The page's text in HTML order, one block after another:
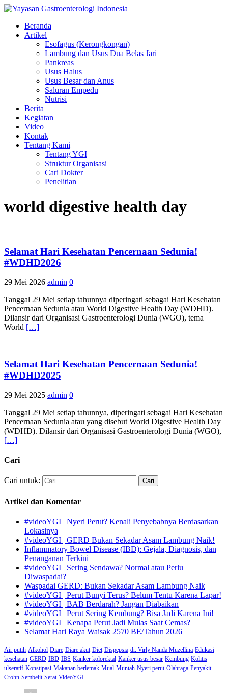
Beranda
Artikel
Esofagus (Kerongkongan)
Lambung dan Usus Dua Belas Jari
Pankreas
Usus Halus
Usus Besar dan Anus
Saluran Empedu
Nutrisi
Berita
Kegiatan
Video
Kontak
Tentang Kami
Tentang YGI
Struktur Organisasi
Cari Dokter
Penelitian
world digestive health day
Selamat Hari Kesehatan Pencernaan Sedunia!
#WDHD2026
29 Mei 2026 admin 0
Tanggal 29 Mei setiap tahunnya diperingati sebagai Hari Kesehatan
Pencernaan Sedunia atau World Digestive Health Day (WDHD).
Dilansir dari Organisasi Gastroenterologi Dunia (WGO), tema
World […]
Selamat Hari Kesehatan Pencernaan Sedunia!
#WDHD2025
29 Mei 2025 admin 0
Tanggal 29 Mei setiap tahunnya, diperingati sebagai Hari Kesehatan
Pencernaan Sedunia atau yang disebut World Digestive Health Day
(WDHD). Dilansir dari Organisasi Gastroenterologi Dunia (WGO),
[…]
Cari
Cari untuk:
Artikel dan Komentar
#videoYGI | Nyeri Perut? Kenali Penyebabnya Berdasarkan
Lokasinya
#videoYGI | GERD Bukan Sekadar Asam Lambung Naik!
Inflammatory Bowel Disease (IBD): Gejala, Diagnosis, dan
Penanganan Terkini
#videoYGI | Sering Sendawa? Normal atau Perlu
Diwaspadai?
Waspadai GERD: Bukan Sekadar Asam Lambung Naik
#videoYGI | Perut Bunyi Terus? Belum Tentu Karena Lapar!
#videoYGI | BAB Berdarah? Jangan Diabaikan
#videoYGI | Perut Sering Kembung? Bisa Jadi Karena Ini!
#videoYGI | Kenapa Perut Jadi Mulas Saat Cemas?
Selamat Hari Raya Waisak 2570 BE/Tahun 2026
Air putih Alkohol Diare Diare akut Diet Dispepsia dr. Virly Nanda Muzellina Edukasi
kesehatan GERD IBD IBS Kanker kolorektal Kanker usus besar Kembung Kolitis
ulseratif Konstipasi Makanan berlemak Mual Muntah Nyeri perut Olahraga Penyakit
Crohn Sembelit Serat VideoYGI